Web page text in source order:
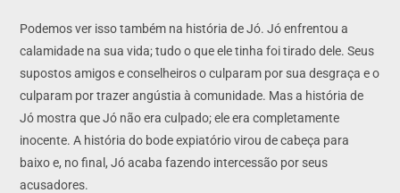
Podemos ver isso também na história de Jó. Jó enfrentou a
calamidade na sua vida; tudo o que ele tinha foi tirado dele. Seus
supostos amigos e conselheiros o culparam por sua desgraça e o
culparam por trazer angústia à comunidade. Mas a história de
Jó mostra que Jó não era culpado; ele era completamente
inocente. A história do bode expiatório virou de cabeça para
baixo e, no final, Jó acaba fazendo intercessão por seus
acusadores.